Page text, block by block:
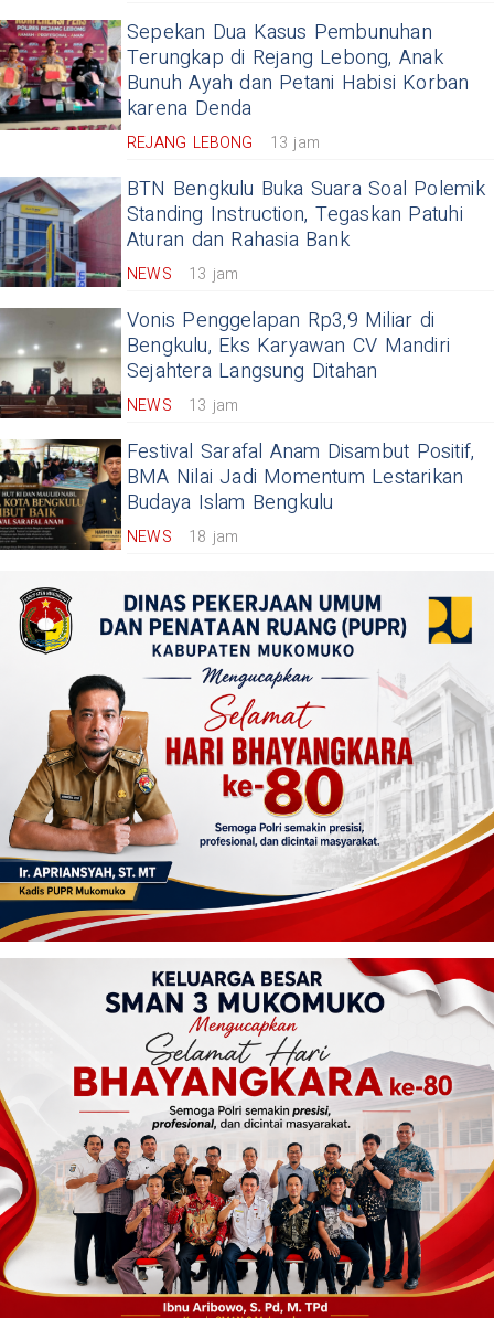
Sepekan Dua Kasus Pembunuhan
Terungkap di Rejang Lebong, Anak
Bunuh Ayah dan Petani Habisi Korban
karena Denda
REJANG LEBONG 13 jam
BTN Bengkulu Buka Suara Soal Polemik
Standing Instruction, Tegaskan Patuhi
Aturan dan Rahasia Bank
NEWS 13 jam
Vonis Penggelapan Rp3,9 Miliar di
Bengkulu, Eks Karyawan CV Mandiri
Sejahtera Langsung Ditahan
NEWS 13 jam
Festival Sarafal Anam Disambut Positif,
BMA Nilai Jadi Momentum Lestarikan
Budaya Islam Bengkulu
NEWS 18 jam